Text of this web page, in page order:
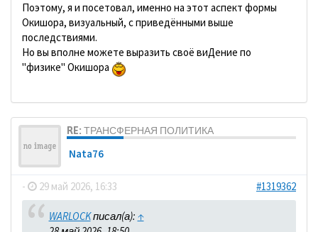
Поэтому, я и посетовал, именно на этот аспект формы
Окишора, визуальный, с приведёнными выше
последствиями.
Но вы вполне можете выразить своё виДение по
"физике" Окишора
RE: ТРАНСФЕРНАЯ ПОЛИТИКА
Nata76
- 29 май 2026, 16:33 #1319362
WARLOCKписал(а): ↑